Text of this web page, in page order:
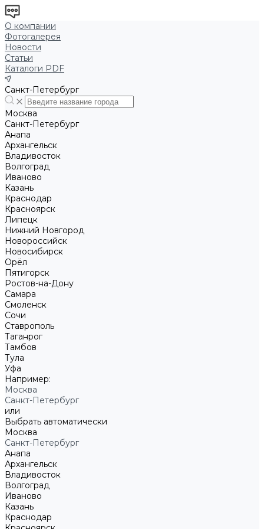
О компании
Фотогалерея
Новости
Статьи
Каталоги PDF
Санкт-Петербург
Москва
Санкт-Петербург
Анапа
Архангельск
Владивосток
Волгоград
Иваново
Казань
Краснодар
Красноярск
Липецк
Нижний Новгород
Новороссийск
Новосибирск
Орёл
Пятигорск
Ростов-на-Дону
Самара
Смоленск
Сочи
Ставрополь
Таганрог
Тамбов
Тула
Уфа
Например:
Москва
Санкт-Петербург
или
Выбрать автоматически
Москва
Санкт-Петербург
Анапа
Архангельск
Владивосток
Волгоград
Иваново
Казань
Краснодар